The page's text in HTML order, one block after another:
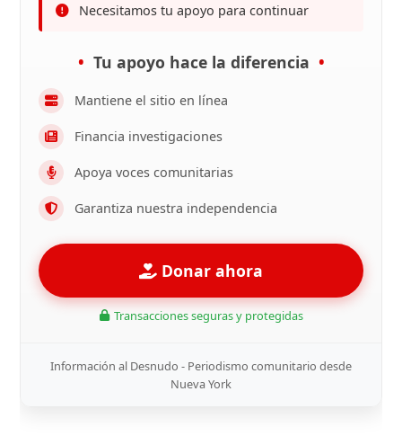
Necesitamos tu apoyo para continuar
Tu apoyo hace la diferencia
Mantiene el sitio en línea
Financia investigaciones
Apoya voces comunitarias
Garantiza nuestra independencia
Donar ahora
Transacciones seguras y protegidas
Información al Desnudo - Periodismo comunitario desde
Nueva York